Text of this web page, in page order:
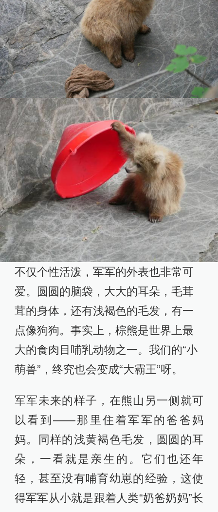
不仅个性活泼，军军的外表也非常可
爱。圆圆的脑袋，大大的耳朵，毛茸
茸的身体，还有浅褐色的毛发，有一
点像狗狗。事实上，棕熊是世界上最
大的食肉目哺乳动物之一。我们的“小
萌兽”，终究也会变成“大霸王”呀。
军军未来的样子，在熊山另一侧就可
以看到——那里住着军军的爸爸妈
妈。同样的浅黄褐色毛发，圆圆的耳
朵，一看就是亲生的。它们也还年
轻，甚至没有哺育幼崽的经验，这使
得军军从小就是跟着人类“奶爸奶妈”长